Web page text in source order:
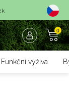
0
Funkční výživa